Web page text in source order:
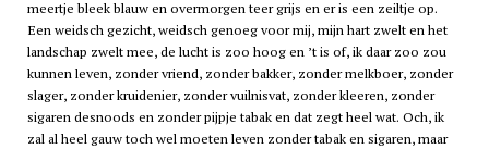
meertje bleek blauw en overmorgen teer grijs en er is een zeiltje op.
Een weidsch gezicht, weidsch genoeg voor mij, mijn hart zwelt en het
landschap zwelt mee, de lucht is zoo hoog en ’t is of, ik daar zoo zou
kunnen leven, zonder vriend, zonder bakker, zonder melkboer, zonder
slager, zonder kruidenier, zonder vuilnisvat, zonder kleeren, zonder
sigaren desnoods en zonder pijpje tabak en dat zegt heel wat. Och, ik
zal al heel gauw toch wel moeten leven zonder tabak en sigaren, maar